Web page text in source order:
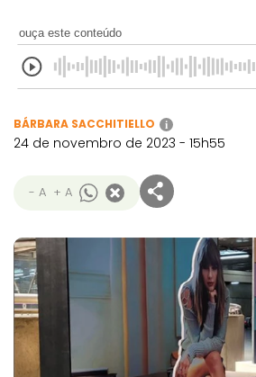
ouça este conteúdo
BÁRBARA SACCHITIELLO i
24 de novembro de 2023 - 15h55
- A + A